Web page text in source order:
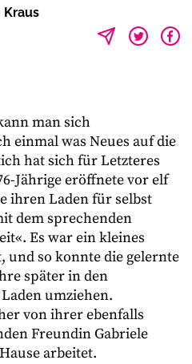
Kraus
man sich
einmal was Neues auf die
hat sich für Letzteres
Jährige eröffnete vor elf
ihren Laden für selbst
dem sprechenden
Es war ein kleines
und so konnte die gelernte
später in den
umziehen.
von ihrer ebenfalls
Freundin Gabriele
arbeitet.